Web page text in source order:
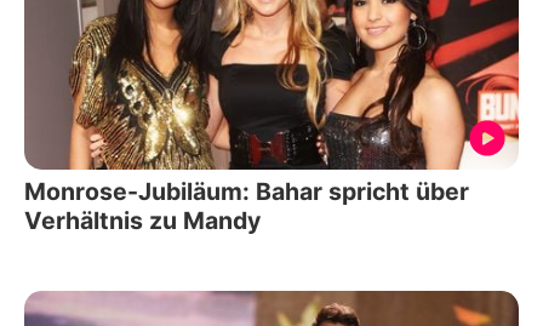
Monrose-Jubiläum: Bahar spricht über
Verhältnis zu Mandy